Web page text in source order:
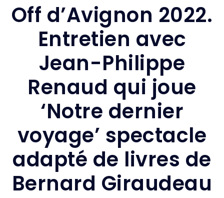
Off d’Avignon 2022.
Entretien avec
Jean-Philippe
Renaud qui joue
‘Notre dernier
voyage’ spectacle
adapté de livres de
Bernard Giraudeau